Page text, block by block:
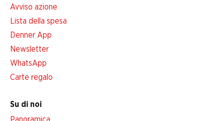
Avviso azione
Lista della spesa
Denner App
Newsletter
WhatsApp
Carte regalo
Su di noi